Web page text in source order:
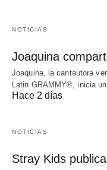
NOTICIAS
Joaquina
Joaquina, la cantautora
Latin GRAMMY®, inicia
Hace 2 días
NOTICIAS
Stray Kids